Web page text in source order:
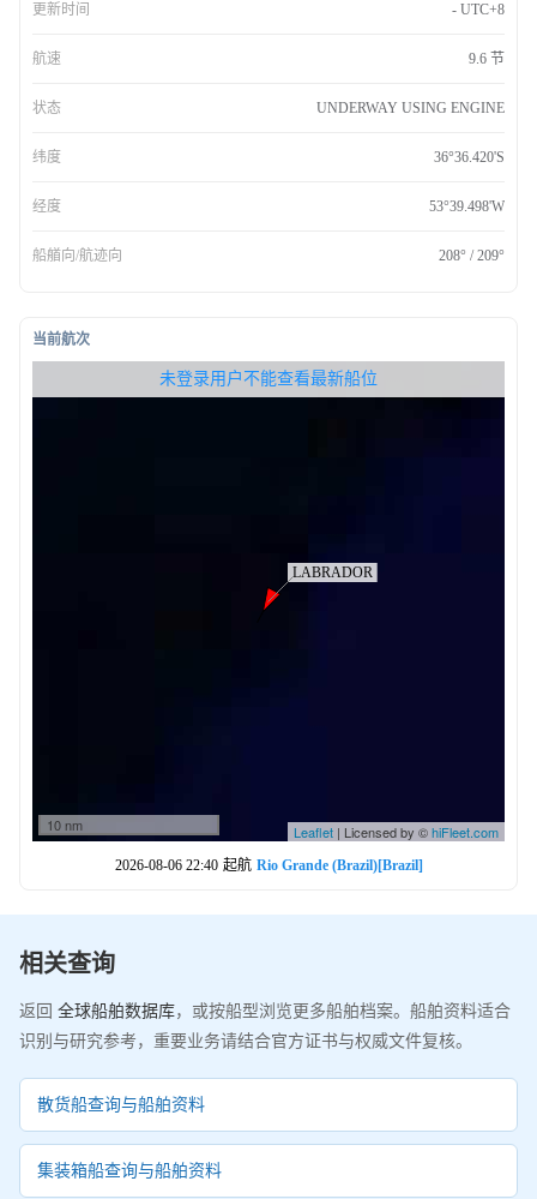
更新时间 - UTC+8
航速 9.6 节
状态 UNDERWAY USING ENGINE
纬度 36°36.420'S
经度 53°39.498'W
船艏向/航迹向 208° / 209°
当前航次
10 nm Leaflet | Licensed by ©hiFleet.com
未登录用户不能查看最新船位
无权查看最新船位，请联系开通
2026-08-06 22:40 起航 Rio Grande (Brazil)[Brazil]
相关查询
返回 全球船舶数据库，或按船型浏览更多船舶档案。船舶资料适合
识别与研究参考，重要业务请结合官方证书与权威文件复核。
散货船查询与船舶资料
集装箱船查询与船舶资料